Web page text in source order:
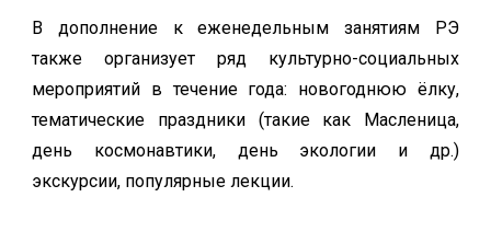
В дополнение к еженедельным занятиям РЭ
также организует ряд культурно-социальных
мероприятий в течение года: новогоднюю ёлку,
тематические праздники (такие как Масленица,
день космонавтики, день экологии и др.)
экскурсии, популярные лекции.